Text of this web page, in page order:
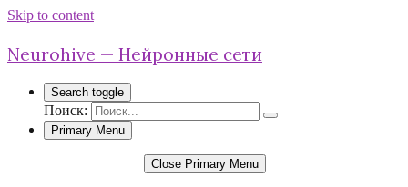
Skip to content
Neurohive — Нейронные сети
Search toggle
Поиск:
Primary Menu
Close Primary Menu